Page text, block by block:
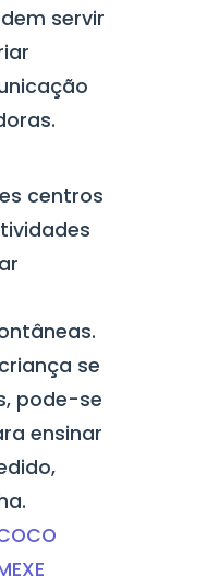
servir
centros
se
pode-se
ensinar